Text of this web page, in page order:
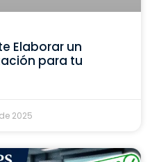
Elaborar un
para tu
2025